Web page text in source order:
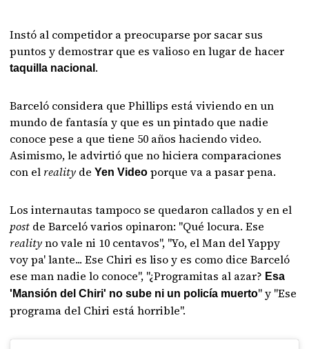
Instó al competidor a preocuparse por sacar sus
puntos y demostrar que es valioso en lugar de hacer
taquilla nacional .
Barceló considera que Phillips está viviendo en un
mundo de fantasía y que es un pintado que nadie
conoce pese a que tiene 50 años haciendo video.
Asimismo, le advirtió que no hiciera comparaciones
con el reality deYen Video porque va a pasar pena.
Los internautas tampoco se quedaron callados y en el
post de Barceló varios opinaron: "Qué locura. Ese
realityno vale ni 10 centavos", "Yo, el Man del Yappy
voy pa' lante... Ese Chiri es liso y es como dice Barceló
ese man nadie lo conoce", "¿Programitas al azar? Esa
'Mansión del Chiri' no sube ni un policía muerto" y "Ese
programa del Chiri está horrible".